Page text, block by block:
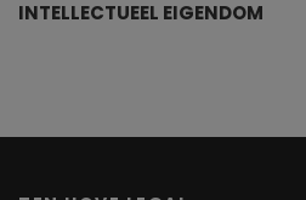
INTELLECTUEEL EIGENDOM